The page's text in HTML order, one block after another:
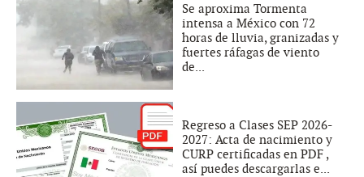
Se aproxima Tormenta
intensa a México con 72
horas de lluvia, granizadas y
fuertes ráfagas de viento
de...
Regreso a Clases SEP 2026-
2027: Acta de nacimiento y
CURP certificadas en PDF ,
así puedes descargarlas e...